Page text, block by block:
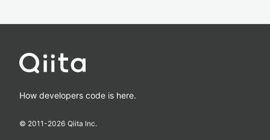
How developers code is here.
© 2011-2026 Qiita Inc.